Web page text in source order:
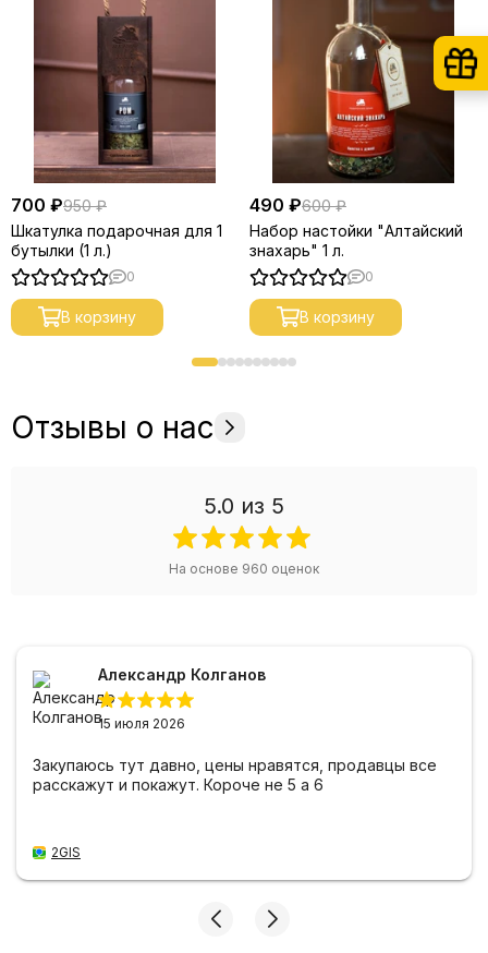
700 ₽950 ₽
Шкатулка подарочная для 1
бутылки (1 л.)
0
В корзину
490 ₽600 ₽
Набор настойки "Алтайский
знахарь" 1 л.
0
В корзину
Отзывы о нас
5.0 из 5
На основе 960 оценок
Александр Колганов
15 июля 2026
Закупаюсь тут давно, цены нравятся, продавцы все
расскажут и покажут. Короче не 5 а 6
2GIS